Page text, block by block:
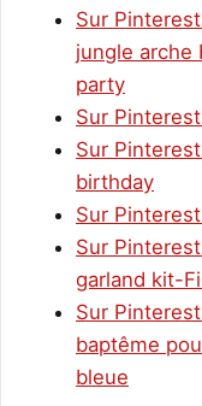
Sur
jungle arche
party
Sur
Sur
birthday
Sur
Sur
garland kit-
Sur
baptême
bleue